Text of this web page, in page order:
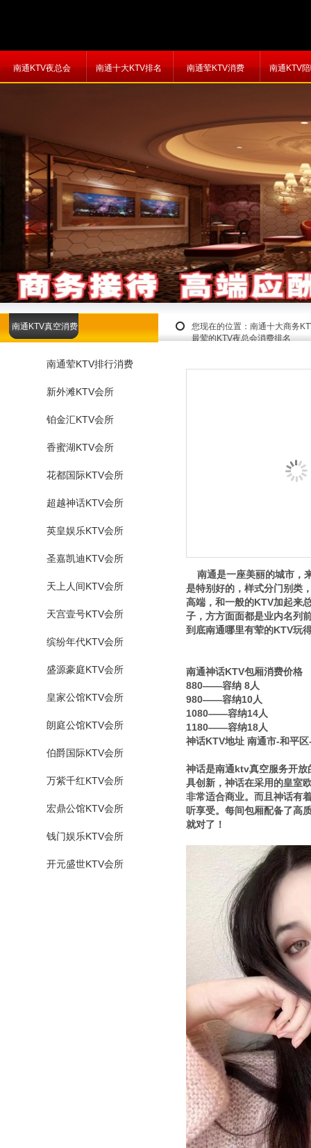
南通KTV夜总会 南通十大KTV排名 南通荤KTV消费 南通KTV
您现在的位置： 南通十大商务
最荤的KTV夜总会消费排名
南通KTV真空消费
南通荤KTV排行消费
新外滩KTV会所
铂金汇KTV会所
香蜜湖KTV会所
花都国际KTV会所
超越神话KTV会所
英皇娱乐KTV会所
圣嘉凯迪KTV会所
天上人间KTV会所
天宫壹号KTV会所
缤纷年代KTV会所
盛源豪庭KTV会所
皇家公馆KTV会所
朗庭公馆KTV会所
伯爵国际KTV会所
万紫千红KTV会所
宏鼎公馆KTV会所
钱门娱乐KTV会所
开元盛世KTV会所
南通是一座美丽的城市，
是特别好的，样式分门别类
高端，和一般的KTV加起来
子，方方面面都是业内名列
到底南通哪里有荤的KTV玩
南通神话KTV包厢消费价格
880——容纳 8人
980——容纳10人
1080——容纳14人
1180——容纳18人
神话KTV地址 南通市-和平
神话是南通ktv真空服务开放
具创新，神话在采用的皇室
非常适合商业。而且神话有
听享受。每间包厢配备了高
就对了！